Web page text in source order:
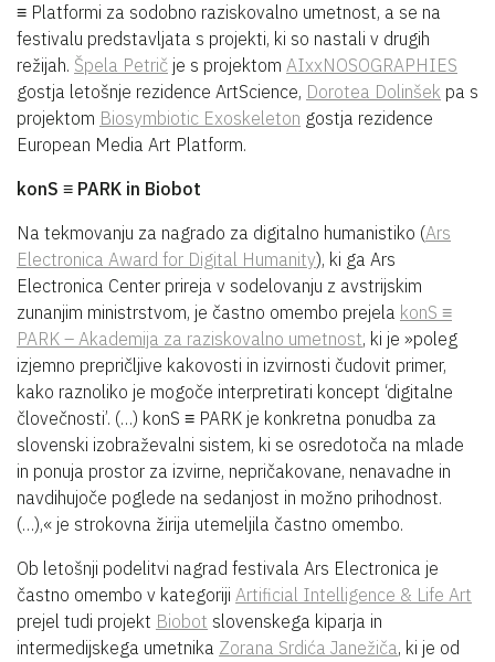
≡ Platformi za sodobno raziskovalno umetnost, a se na
festivalu predstavljata s projekti, ki so nastali v drugih
režijah. Špela Petrič je s projektom AIxxNOSOGRAPHIES
gostja letošnje rezidence ArtScience, Dorotea Dolinšek pa s
projektom Biosymbiotic Exoskeleton gostja rezidence
European Media Art Platform.
konS ≡ PARK in Biobot
Na tekmovanju za nagrado za digitalno humanistiko (Ars
Electronica Award for Digital Humanity), ki ga Ars
Electronica Center prireja v sodelovanju z avstrijskim
zunanjim ministrstvom, je častno omembo prejela konS ≡
PARK – Akademija za raziskovalno umetnost, ki je »poleg
izjemno prepričljive kakovosti in izvirnosti čudovit primer,
kako raznoliko je mogoče interpretirati koncept ‘digitalne
človečnosti’. (…) konS ≡ PARK je konkretna ponudba za
slovenski izobraževalni sistem, ki se osredotoča na mlade
in ponuja prostor za izvirne, nepričakovane, nenavadne in
navdihujoče poglede na sedanjost in možno prihodnost.
(…),« je strokovna žirija utemeljila častno omembo.
Ob letošnji podelitvi nagrad festivala Ars Electronica je
častno omembo v kategoriji Artificial Intelligence & Life Art
prejel tudi projekt Biobot slovenskega kiparja in
intermedijskega umetnika Zorana Srdića Janežiča, ki je od